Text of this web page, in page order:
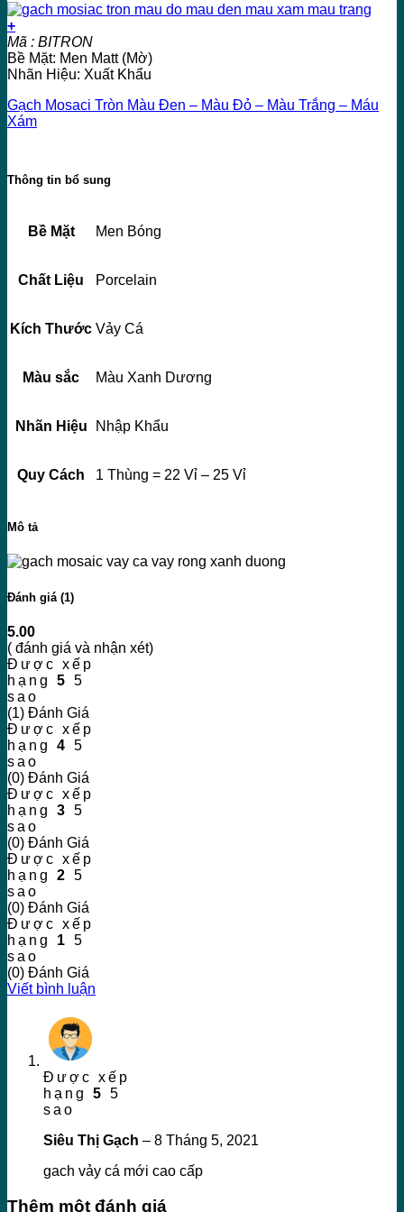
+
Mã : BITRON
Bề Mặt: Men Matt (Mờ)
Nhãn Hiệu: Xuất Khẩu
Gạch Mosaci Tròn Màu Đen – Màu Đỏ – Màu Trắng – Máu
Xám
Thông tin bổ sung
Bề Mặt Men Bóng
Chất Liệu Porcelain
Kích Thước Vảy Cá
Màu sắc Màu Xanh Dương
Nhãn Hiệu Nhập Khẩu
Quy Cách 1 Thùng = 22 Vỉ – 25 Vỉ
Mô tả
Đánh giá (1)
5.00
( đánh giá và nhận xét)
Được xếp
hạng 5 5
sao
(1) Đánh Giá
Được xếp
hạng 4 5
sao
(0) Đánh Giá
Được xếp
hạng 3 5
sao
(0) Đánh Giá
Được xếp
hạng 2 5
sao
(0) Đánh Giá
Được xếp
hạng 1 5
sao
(0) Đánh Giá
Viết bình luận
Được xếp
hạng 5 5
sao
Siêu Thị Gạch – 8 Tháng 5, 2021
gach vảy cá mới cao cấp
Thêm một đánh giá